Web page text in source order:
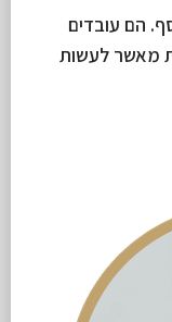
הם עובדים
מאשר לעשות